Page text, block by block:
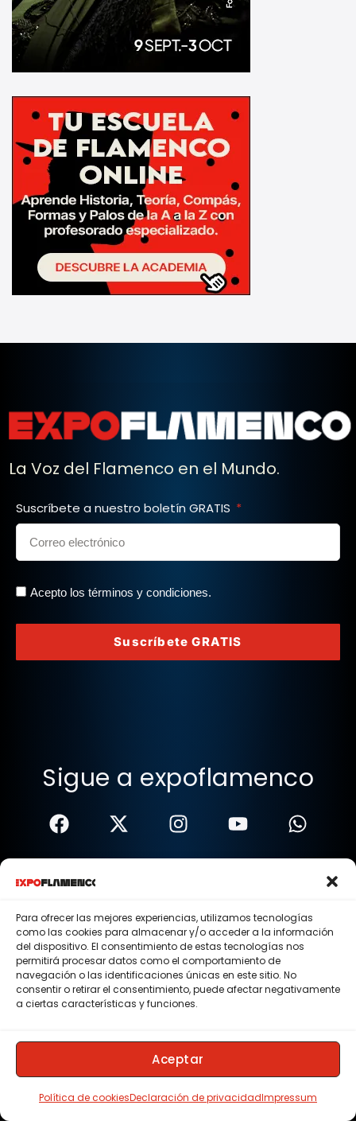
Para ofrecer las mejores experiencias, utilizamos tecnologías
como las cookies para almacenar y/o acceder a la información
del dispositivo. El consentimiento de estas tecnologías nos
permitirá procesar datos como el comportamiento de
navegación o las identificaciones únicas en este sitio. No
consentir o retirar el consentimiento, puede afectar negativamente
a ciertas características y funciones.
Aceptar
Política de cookiesDeclaración de privacidadImpressum
La Voz del Flamenco en el Mundo.
Suscríbete a nuestro boletín GRATIS
Acepto los términos y condiciones.
Suscríbete GRATIS
Sigue a expoflamenco
Términos Y Condiciones
Política De Privacidad
Política De Cookies
Aviso Legal
© 2015 - 2026 . Todos los derechos reservados.
Contacto
Membresias